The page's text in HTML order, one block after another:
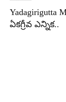
Yadagirigutta
ఏకగ్రీవ ఎన్నిక..